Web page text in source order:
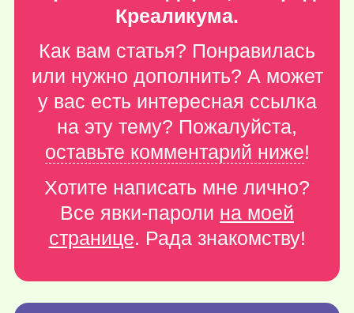
Креаликума.
Как вам статья? Понравилась
или нужно дополнить? А может
у вас есть интересная ссылка
на эту тему? Пожалуйста,
оставьте комментарий ниже!
Хотите написать мне лично?
Все явки-пароли на моей
странице. Рада знакомству!